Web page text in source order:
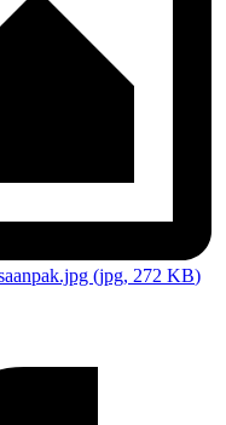
(jpg, 272 KB)